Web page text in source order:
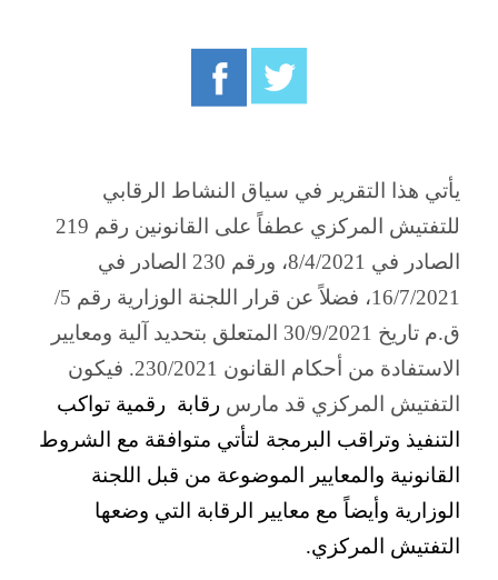
يأتي هذا التقرير في سياق النشاط الرقابي
للتفتيش المركزي عطفاً على القانونين رقم 219
الصادر في 8/4/2021، ورقم
230 الصادر في
16/7/2021، فضلاً عن قرار اللجنة الوزارية رقم
5
/
ق.م تاريخ 30/9/2021 المتعلق بتحديد آلية ومعايير
الاستفادة من أحكام القانون 230/2021. فيكون
التفتيش المركزي قد مارس رقابة رقمية تواكب
التنفيذ وتراقب البرمجة لتأتي متوافقة مع الشروط
القانونية والمعايير الموضوعة من قبل اللجنة
الوزارية وأيضاً مع معايير الرقابة التي وضعها
التفتيش المركزي.